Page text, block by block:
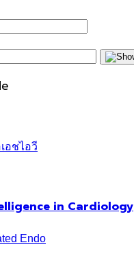
อชไอวี
in Cardiology